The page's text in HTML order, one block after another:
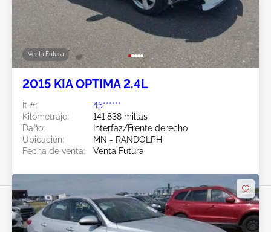
Venta Futura
2015 KIA OPTIMA 2.4L
Ít #:
45******
Kilometraje:
141,838 millas
Daño:
Interfaz/Frente derecho
Ubicación:
MN - RANDOLPH
Fecha de venta:
Venta Futura